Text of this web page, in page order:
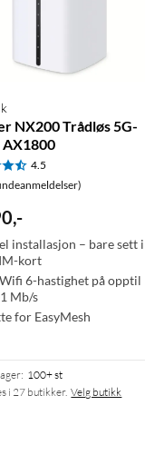
NX200 Trådløs 5G-
4.5
,-
installasjon – bare sett i
kort
6-hastighet på opptil
Mb/s
for EasyMesh
: 100+ st
i 27 butikker. Velg butikk